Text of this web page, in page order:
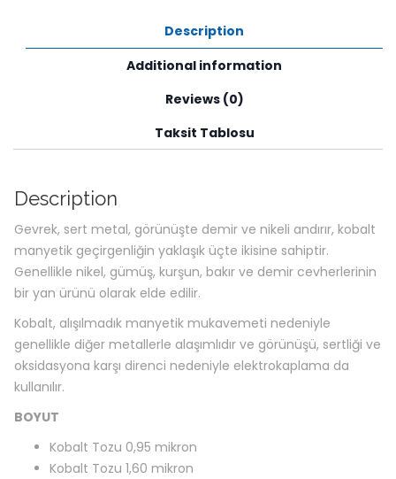
Description
Additional information
Reviews (0)
Taksit Tablosu
Description
Gevrek, sert metal, görünüşte demir ve nikeli andırır, kobalt
manyetik geçirgenliğin yaklaşık üçte ikisine sahiptir.
Genellikle nikel, gümüş, kurşun, bakır ve demir cevherlerinin
bir yan ürünü olarak elde edilir.
Kobalt, alışılmadık manyetik mukavemeti nedeniyle
genellikle diğer metallerle alaşımlıdır ve görünüşü, sertliği ve
oksidasyona karşı direnci nedeniyle elektrokaplama da
kullanılır.
BOYUT
Kobalt Tozu 0,95 mikron
Kobalt Tozu 1,60 mikron